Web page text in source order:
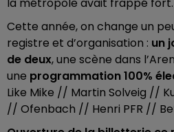
Cette année, on change un
registre et d’organisation : un
de deux, une scène dans
une programmation 100%
Like Mike // Martin Solveig //
// Ofenbach // Henri PFR //